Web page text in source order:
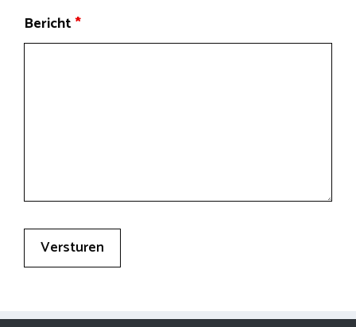
Bericht*